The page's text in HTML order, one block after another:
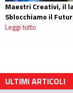
Maestri Creativi, il
Sblocchiamo il
Leggi tutto
ULTIMI ARTICOLI